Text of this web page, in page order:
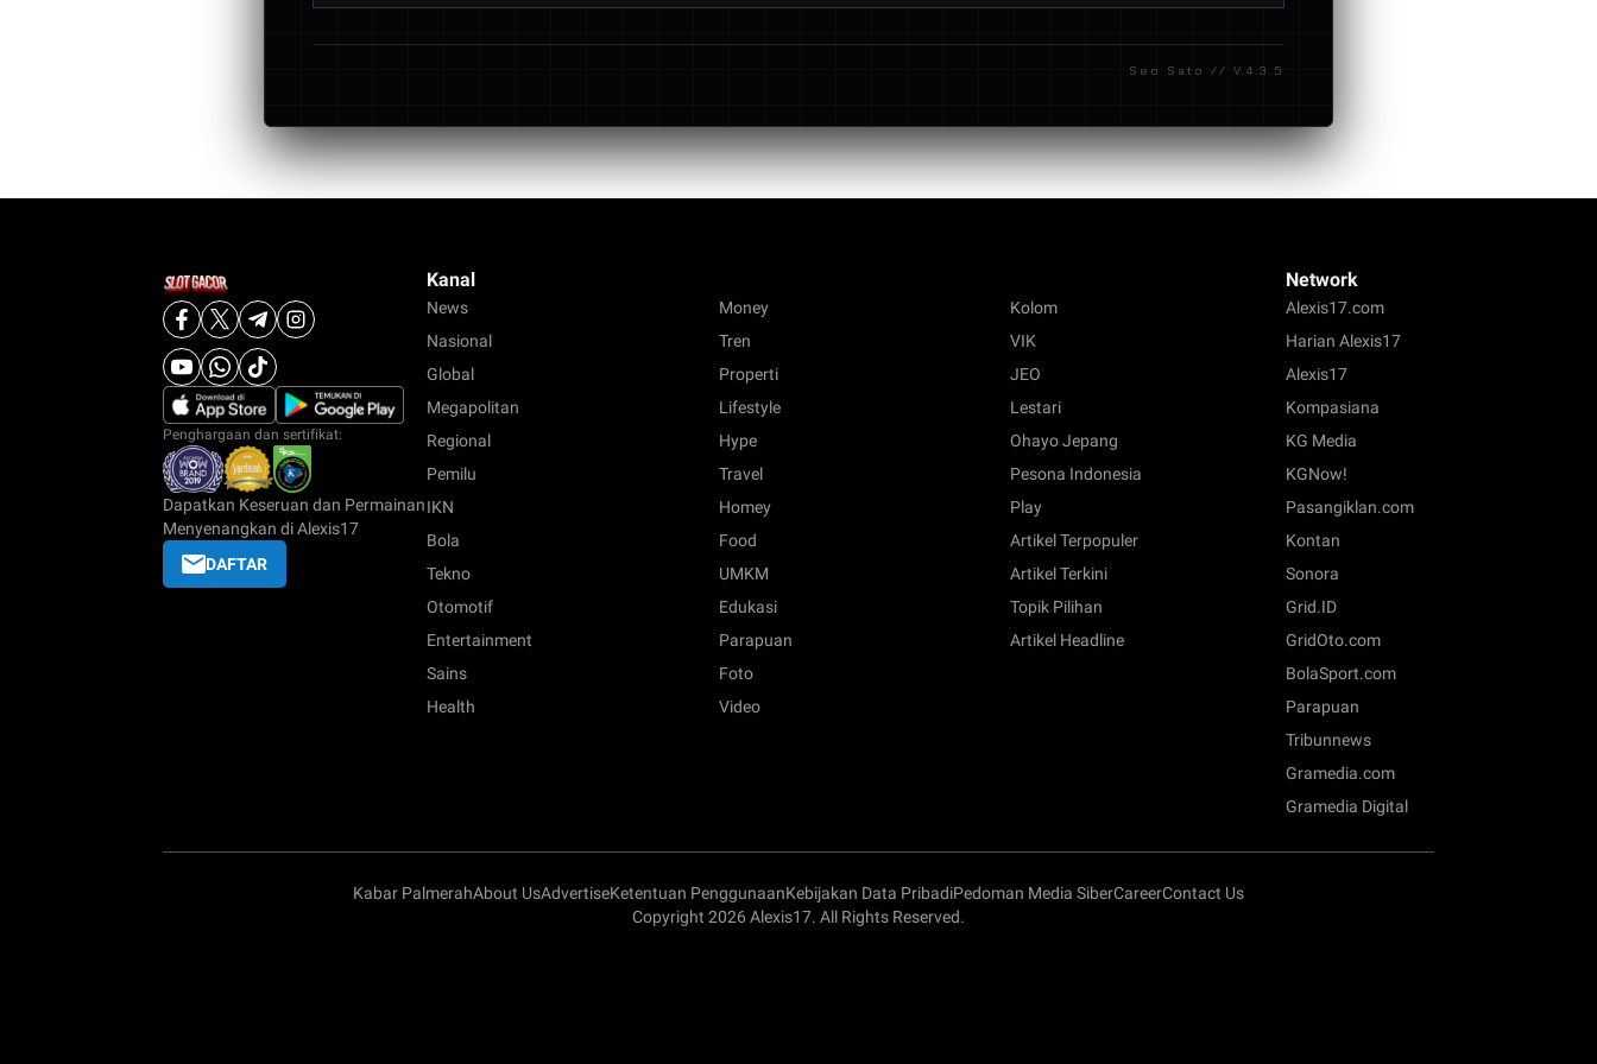
serta arsitektur jaringan server global yang didesain adaptif guna meminimalkan latensi saat beban trafik tinggi.
Seo Sato // V.4.3.5
Penghargaan dan sertifikat:
Dapatkan Keseruan dan Permainan
Menyenangkan di Alexis17
DAFTAR
Kanal
News
Nasional
Global
Megapolitan
Regional
Pemilu
IKN
Bola
Tekno
Otomotif
Entertainment
Sains
Health
Money
Tren
Properti
Lifestyle
Hype
Travel
Homey
Food
UMKM
Edukasi
Parapuan
Foto
Video
Kolom
VIK
JEO
Lestari
Ohayo Jepang
Pesona Indonesia
Play
Artikel Terpopuler
Artikel Terkini
Topik Pilihan
Artikel Headline
Network
Alexis17.com
Harian Alexis17
Alexis17
Kompasiana
KG Media
KGNow!
Pasangiklan.com
Kontan
Sonora
Grid.ID
GridOto.com
BolaSport.com
Parapuan
Tribunnews
Gramedia.com
Gramedia Digital
Kabar PalmerahAbout UsAdvertiseKetentuan PenggunaanKebijakan Data PribadiPedoman Media SiberCareerContact Us
Copyright 2026 Alexis17. All Rights Reserved.